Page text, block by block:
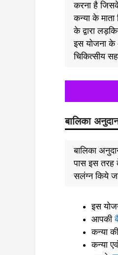
करना है
कन्या के
के द्वारा
इस योजना के
चिकित्सीय
बालिका
बालिका
पास इस तरह
सलंग्न किये
इस
आपकी
कन्या
कन्या